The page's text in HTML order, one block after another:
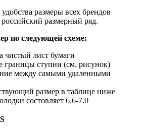
размеры всех брендов
размерный ряд.
по следующей схеме:
чистый лист бумаги
границы ступни (см. рисунок)
между самыми удаленными
размер в таблице ниже
состовляет 6.6-7.0